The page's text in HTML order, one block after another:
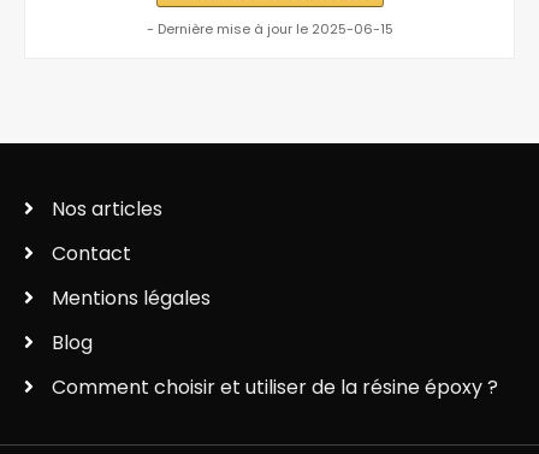
- Dernière mise à jour le 2025-06-15
Nos articles
Contact
Mentions légales
Blog
Comment choisir et utiliser de la résine époxy ?